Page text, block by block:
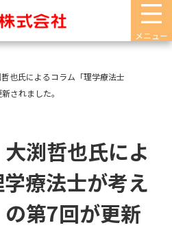
メニュー
氏によるコラム「理学療法士
されました。
渕哲也氏によ
療法士が考え
第7回が更新